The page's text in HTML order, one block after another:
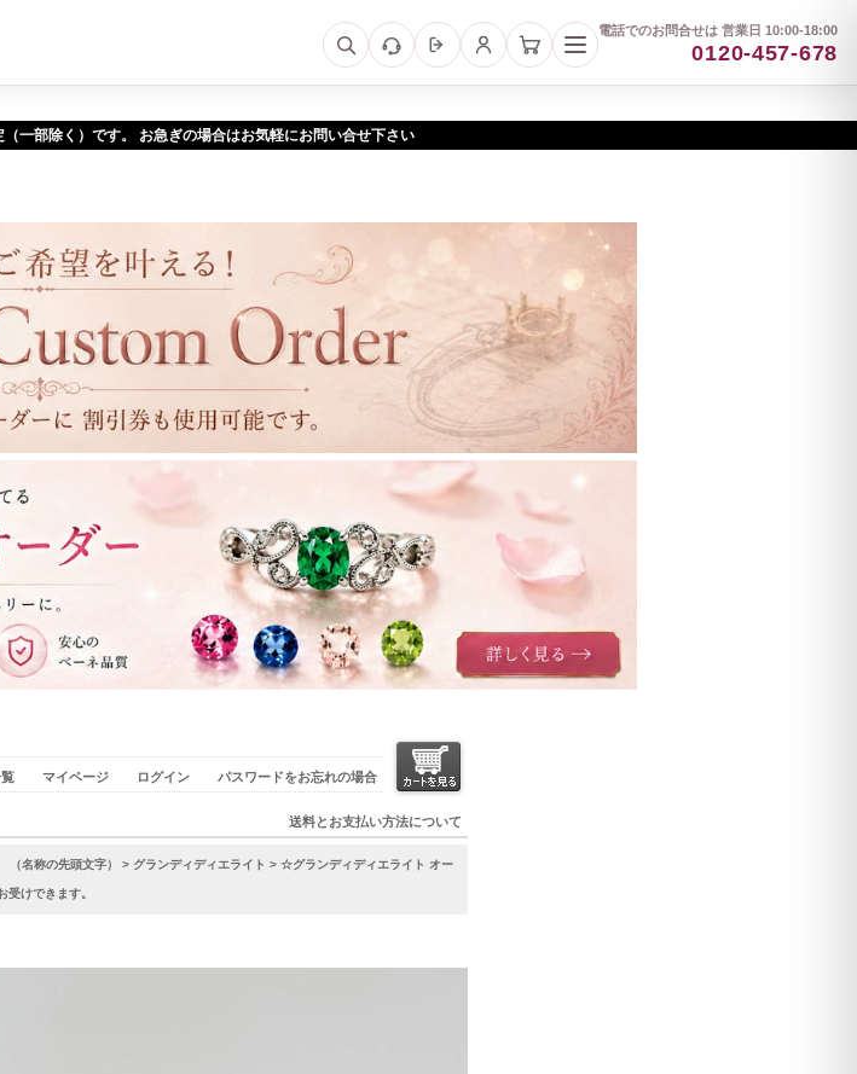
（一部除く）です。 お急ぎの場合はお気軽にお問い合せ下さい
電話でのお問合せは 営業日 10:00-18:00
0120-457-678
マイページ ログイン パスワードをお忘れの場合
送料とお支払い方法について
名称の先頭文字） > グランディディエライト > ☆グランディディエライト オー
けできます。